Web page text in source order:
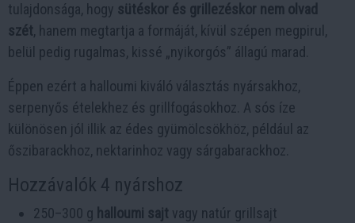
tulajdonsága, hogy sütéskor és grillezéskor nem olvad
szét, hanem megtartja a formáját, kívül szépen megpirul,
belül pedig rugalmas, kissé „nyikorgós” állagú marad.
Éppen ezért a halloumi kiváló választás nyársakhoz,
serpenyős ételekhez és grillfogásokhoz. A sós íze
különösen jól illik az édes gyümölcsökhöz, például az
őszibarackhoz, nektarinhoz vagy sárgabarackhoz.
Hozzávalók 4 nyárshoz
250–300 g halloumi sajt vagy natúr grillsajt